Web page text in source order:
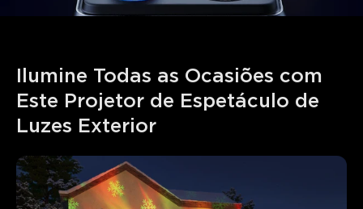
Ilumine Todas as Ocasiões com
Este Projetor de Espetáculo de
Luzes Exterior